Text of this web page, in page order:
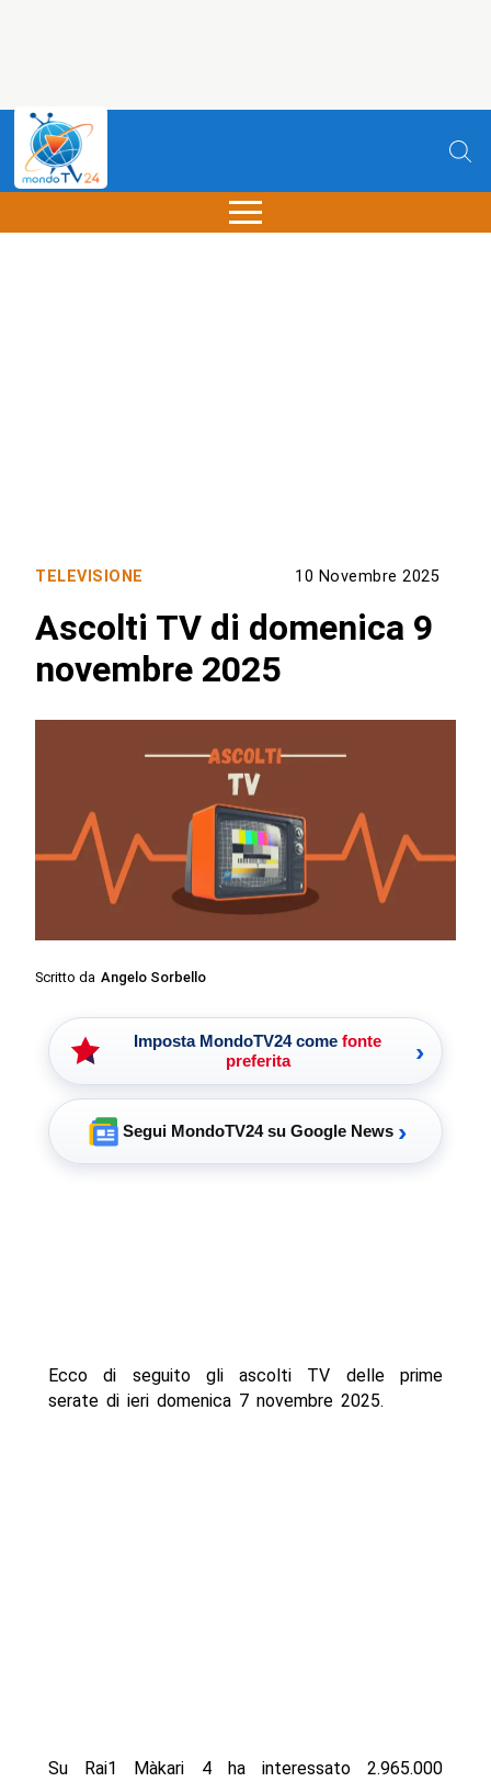
TELEVISIONE 10 Novembre 2025
Ascolti TV di domenica 9
novembre 2025
Scritto da Angelo Sorbello
Imposta MondoTV24 come fonte
preferita
›
Segui MondoTV24 su Google News ›
Ecco di seguito gli ascolti TV delle prime
serate di ieri domenica 7 novembre 2025.
Su Rai1 Màkari 4 ha interessato 2.965.000